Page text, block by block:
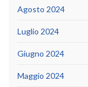
Agosto 2024
Luglio 2024
Giugno 2024
Maggio 2024